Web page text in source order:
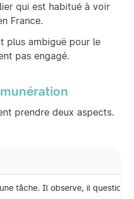
qui est habitué à voir
France.
plus ambiguë pour le
pas engagé.
prendre deux aspects.
tâche. Il observe, il